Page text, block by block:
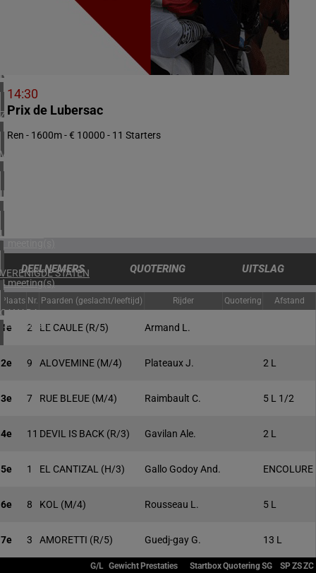
NOORWEGEN
2 meeting(s)
ZUID-AFRIKA
1 meeting(s)
VERENIGD KONINKRIJK
3 meeting(s)
IERLAND
2 meeting(s)
URUGUAY
1 meeting(s)
VERENIGDE STATEN
4 meeting(s)
CANADA
1 meeting(s)
14:30
Prix de Lubersac
Ren - 1600m - € 10000 - 11 Starters
DEELNEMERS QUOTERING UITSLAG
Plaats Nr. Paarden (geslacht/leeftijd) Rijder Quotering Afstand
1e 2 LE CAULE (R/5) Armand L.
2e 9 ALOVEMINE (M/4) Plateaux J. 2 L
3e 7 RUE BLEUE (M/4) Raimbault C. 5 L 1/2
4e 11 DEVIL IS BACK (R/3) Gavilan Ale. 2 L
5e 1 EL CANTIZAL (H/3) Gallo Godoy And. ENCOLURE
6e 8 KOL (M/4) Rousseau L. 5 L
7e 3 AMORETTI (R/5) Guedj-gay G. 13 L
G/L Gewicht Prestaties StartboxQuoteringSG SPZSZC